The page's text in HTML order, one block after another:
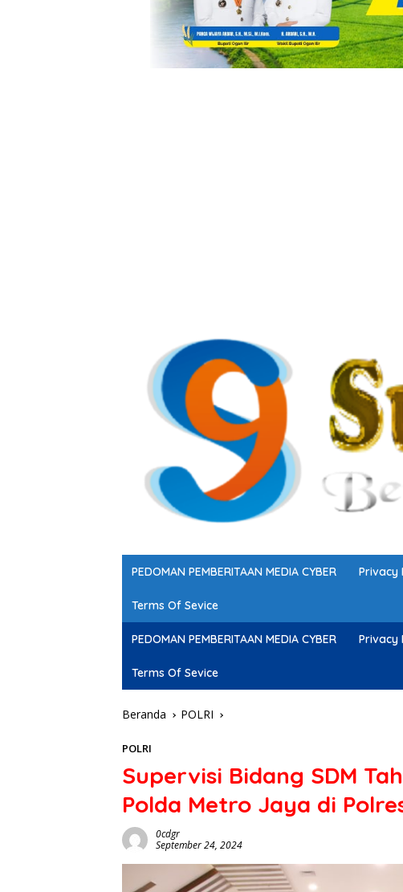
PEDOMAN PEMBERITAAN MEDIA CYBER Privacy
Terms Of Sevice
PEDOMAN PEMBERITAAN MEDIA CYBER Privacy
Terms Of Sevice
Beranda POLRI
POLRI
Supervisi Bidang SDM
Polda Metro Jaya di
0cdgr
September 24, 2024